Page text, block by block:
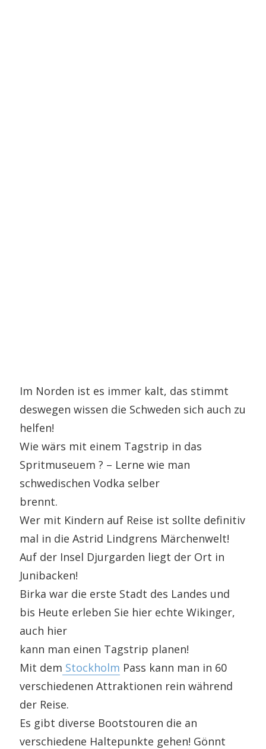
Im Norden ist es immer kalt, das stimmt
deswegen wissen die Schweden sich auch zu
helfen!
Wie wärs mit einem Tagstrip in das
Spritmuseuem ? – Lerne wie man
schwedischen Vodka selber
brennt.
Wer mit Kindern auf Reise ist sollte definitiv
mal in die Astrid Lindgrens Märchenwelt!
Auf der Insel Djurgarden liegt der Ort in
Junibacken!
Birka war die erste Stadt des Landes und
bis Heute erleben Sie hier echte Wikinger,
auch hier
kann man einen Tagstrip planen!
Mit dem Stockholm Pass kann man in 60
verschiedenen Attraktionen rein während
der Reise.
Es gibt diverse Bootstouren die an
verschiedene Haltepunkte gehen! Gönnt